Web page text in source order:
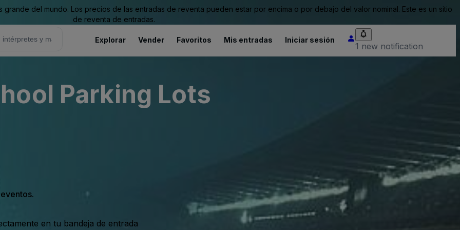
del mundo. Los precios de las entradas de reventa pueden estar por encima o por debajo del valor nominal. Este es un sitio
de reventa de entradas.
Explorar Vender Favoritos Mis entradas Iniciar sesión
1 new notification
Parking Lots
en tu bandeja de entrada